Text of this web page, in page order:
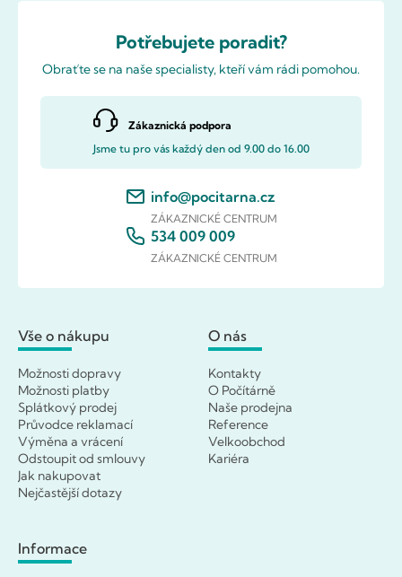
Potřebujete poradit?
Obraťte se na naše specialisty, kteří vám rádi pomohou.
Zákaznická podpora
Jsme tu pro vás každý den od 9.00 do 16.00
info@pocitarna.cz
ZÁKAZNICKÉ CENTRUM
534 009 009
ZÁKAZNICKÉ CENTRUM
Vše o nákupu
Možnosti dopravy
Možnosti platby
Splátkový prodej
Průvodce reklamací
Výměna a vrácení
Odstoupit od smlouvy
Jak nakupovat
Nejčastější dotazy
O nás
Kontakty
O Počítárně
Naše prodejna
Reference
Velkoobchod
Kariéra
Informace